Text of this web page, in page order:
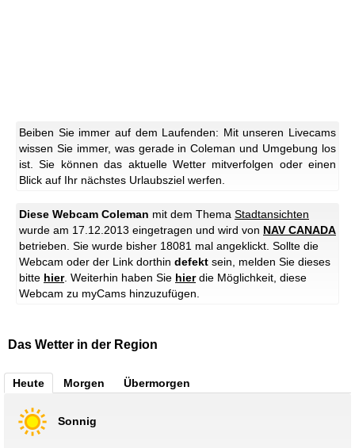
Beiben Sie immer auf dem Laufenden: Mit unseren Livecams
wissen Sie immer, was gerade in Coleman und Umgebung los
ist. Sie können das aktuelle Wetter mitverfolgen oder einen
Blick auf Ihr nächstes Urlaubsziel werfen.
Diese Webcam Coleman mit dem Thema Stadtansichten
wurde am 17.12.2013 eingetragen und wird von NAV CANADA
betrieben. Sie wurde bisher 18081 mal angeklickt. Sollte die
Webcam oder der Link dorthin defekt sein, melden Sie dieses
bitte hier. Weiterhin haben Sie hierdie Möglichkeit, diese
Webcam zu myCams hinzuzufügen.
Das Wetter in der Region
Heute Morgen Übermorgen
Sonnig